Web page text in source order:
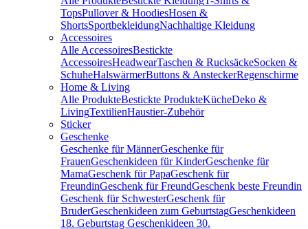
TopsPullover & HoodiesHosen &
ShortsSportbekleidungNachhaltige Kleidung
Accessoires
Alle AccessoiresBestickte
AccessoiresHeadwearTaschen & RucksäckeSocken &
SchuheHalswärmerButtons & AnsteckerRegenschirme
Home & Living
Alle ProdukteBestickte ProdukteKücheDeko &
LivingTextilienHaustier-Zubehör
Sticker
Geschenke
Geschenke für MännerGeschenke für
FrauenGeschenkideen für KinderGeschenke für
MamaGeschenk für PapaGeschenk für
FreundinGeschenk für FreundGeschenk beste Freundin
Geschenk für SchwesterGeschenk für
BruderGeschenkideen zum GeburtstagGeschenkideen
18. Geburtstag Geschenkideen 30.